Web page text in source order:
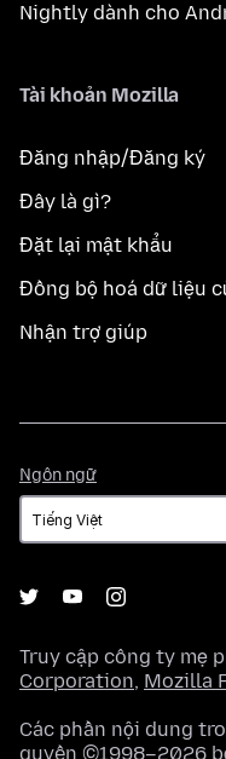
Nightly dành cho
Tài khoản Mozilla
Đăng nhập/Đăng ký
Đây là gì?
Đặt lại mật khẩu
Đồng bộ hoá dữ liệu
Nhận trợ giúp
Ngôn ngữ
ngữ
Truy cập công ty mẹ
Corporation, Mozilla
Các phần nội dung
quyền ©1998–2026